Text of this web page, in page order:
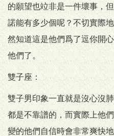
的願望也竝非是一件壞事，
諾能有多少個呢？不切實際
然知道這是他們爲了逗你開
他們了。
雙子座：
雙子男印象一直就是沒心沒
都是不靠譜的，而實際上他
變的他們自信時會非常爽快